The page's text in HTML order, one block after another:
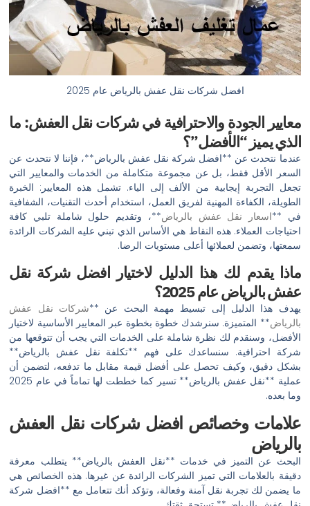
افضل شركات نقل عفش بالرياض عام 2025
معايير الجودة والاحترافية في شركات نقل العفش: ما
الذي يميز “الأفضل”؟
عندما نتحدث عن **افضل شركة نقل عفش بالرياض**، فإننا لا نتحدث عن
السعر الأقل فقط، بل عن مجموعة متكاملة من الخدمات والمعايير التي
تجعل التجربة إيجابية من الألف إلى الياء. تشمل هذه المعايير: الخبرة
الطويلة، الكفاءة المهنية لفريق العمل، استخدام أحدث التقنيات، الشفافية
في **اسعار نقل عفش بالرياض**، وتقديم حلول شاملة تلبي كافة
احتياجات العملاء. هذه النقاط هي الأساس الذي تبني عليه الشركات الرائدة
سمعتها، وتضمن لعملائها أعلى مستويات الرضا.
ماذا يقدم لك هذا الدليل لاختيار افضل شركة نقل
عفش بالرياض عام 2025؟
يهدف هذا الدليل إلى تبسيط مهمة البحث عن **شركات نقل عفش
بالرياض** المتميزة. سنرشدك خطوة بخطوة عبر المعايير الأساسية لاختيار
الأفضل، وسنقدم لك نظرة شاملة على الخدمات التي يجب أن تتوقعها من
شركة احترافية. سنساعدك على فهم **تكلفة نقل عفش بالرياض**
بشكل دقيق، وكيف تحصل على أفضل قيمة مقابل ما تدفعه، لتضمن أن
عملية **نقل عفش بالرياض** تسير كما خططت لها تماماً في عام 2025
وما بعده.
علامات وخصائص افضل شركات نقل العفش
بالرياض
البحث عن التميز في خدمات **نقل العفش بالرياض** يتطلب معرفة
دقيقة بالعلامات التي تميز الشركات الرائدة عن غيرها. هذه الخصائص هي
ما يضمن لك تجربة نقل آمنة وفعالة، وتؤكد أنك تتعامل مع **افضل شركة